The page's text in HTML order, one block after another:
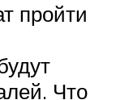
пройти
Что